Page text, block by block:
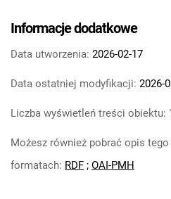
Tarnowie. 1986
Tarnowskie Azoty :
Tarnowie. 1987
Tarnowskie Azoty :
Tarnowie. 1988
Tarnowskie Azoty :
Informacje dodatkowe
Data utworzenia: 2026-02-17
Data ostatniej modyfikacji: 2026-
Liczba wyświetleń treści obiektu:
Możesz również pobrać opis
formatach: RDF ; OAI-PMH